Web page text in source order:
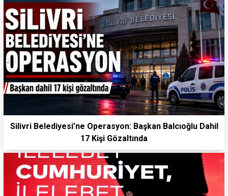
Silivri Belediyesi’ne Operasyon: Başkan Balcıoğlu Dahil
17 Kişi Gözaltında